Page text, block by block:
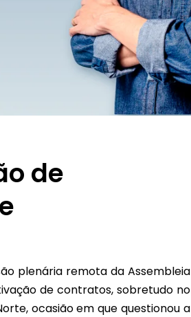
de
plenária remota da Assembleia
de contratos, sobretudo no
ocasião em que questionou a